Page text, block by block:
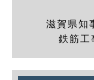
滋賀県知
鉄筋工